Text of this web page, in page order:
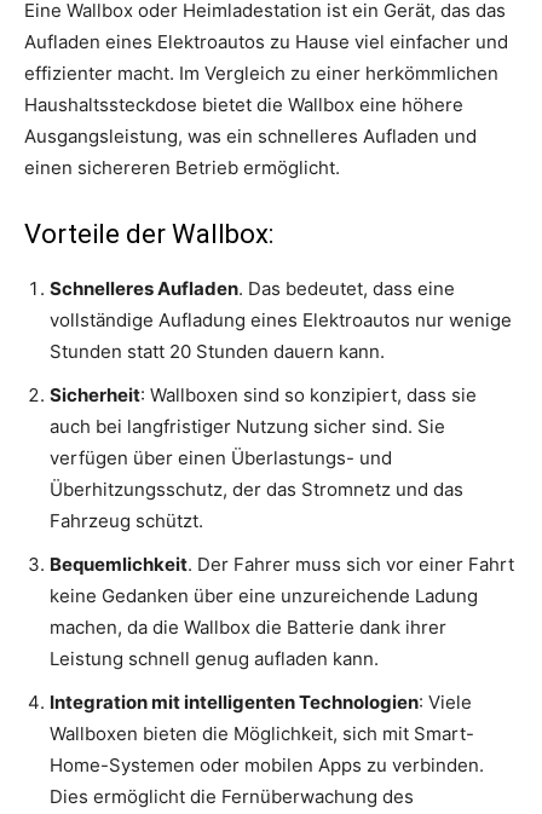
Eine Wallbox oder Heimladestation ist ein Gerät, das das
Aufladen eines Elektroautos zu Hause viel einfacher und
effizienter macht. Im Vergleich zu einer herkömmlichen
Haushaltssteckdose bietet die Wallbox eine höhere
Ausgangsleistung, was ein schnelleres Aufladen und
einen sichereren Betrieb ermöglicht.
Vorteile der Wallbox:
Schnelleres Aufladen. Das bedeutet, dass eine
vollständige Aufladung eines Elektroautos nur wenige
Stunden statt 20 Stunden dauern kann.
Sicherheit: Wallboxen sind so konzipiert, dass sie
auch bei langfristiger Nutzung sicher sind. Sie
verfügen über einen Überlastungs- und
Überhitzungsschutz, der das Stromnetz und das
Fahrzeug schützt.
Bequemlichkeit. Der Fahrer muss sich vor einer Fahrt
keine Gedanken über eine unzureichende Ladung
machen, da die Wallbox die Batterie dank ihrer
Leistung schnell genug aufladen kann.
Integration mit intelligenten Technologien: Viele
Wallboxen bieten die Möglichkeit, sich mit Smart-
Home-Systemen oder mobilen Apps zu verbinden.
Dies ermöglicht die Fernüberwachung des